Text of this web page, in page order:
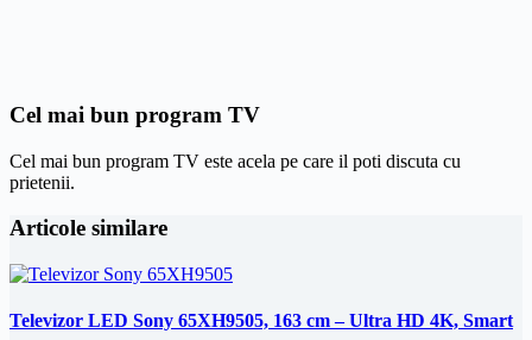
Cel mai bun program TV
Cel mai bun program TV este acela pe care il poti discuta cu
prietenii.
Articole similare
Televizor LED Sony 65XH9505, 163 cm – Ultra HD 4K, Smart